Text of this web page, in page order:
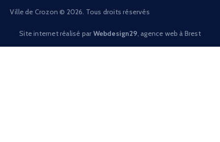
Ville de Crozon © 2026. Tous droits réservés
Site internet réalisé par Webdesign29 , agence web à Brest